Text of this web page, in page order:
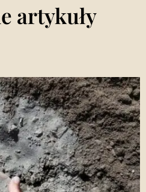
artykuły